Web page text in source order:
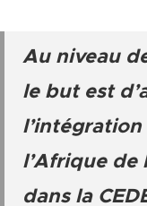
Au niveau
le but est
l’Afrique de
dans la